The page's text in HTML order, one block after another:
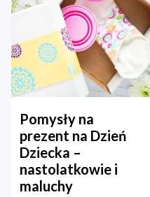
Pomysły na
prezent na Dzień
Dziecka –
nastolatkowie i
maluchy